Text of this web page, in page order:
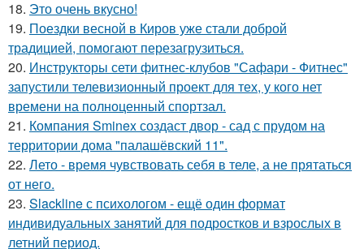
18. Это очень вкусно!
19. Поездки весной в Киров уже стали доброй
традицией, помогают перезагрузиться.
20. Инструкторы сети фитнес-клубов "Сафари - Фитнес"
запустили телевизионный проект для тех, у кого нет
времени на полноценный спортзал.
21. Компания Sminex создаст двор - сад с прудом на
территории дома "палашёвский 11".
22. Лето - время чувствовать себя в теле, а не прятаться
от него.
23. Slackline с психологом - ещё один формат
индивидуальных занятий для подростков и взрослых в
летний период.